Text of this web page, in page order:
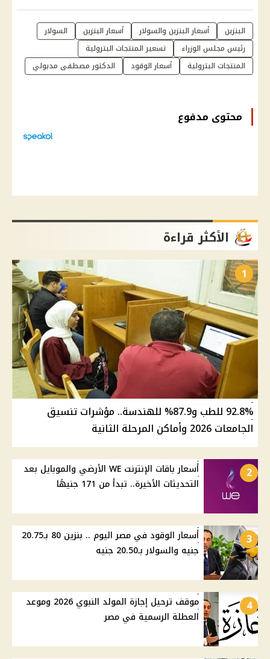
البنزين أسعار البنزين والسولار أسعار البنزين
السولار
رئيس مجلس الوزراء
تسعير المنتجات البترولية
المنتجات البترولية
أسعار الوقود الدكتور مصطفى مدبولي
محتوى مدفوع
الأكثر قراءة
1
92.8% للطب و87.9% للهندسة.. مؤشرات تنسيق
الجامعات 2026 وأماكن المرحلة الثانية
2
أسعار باقات الإنترنت WE الأرضي والموبايل بعد
التحديثات الأخيرة.. تبدأ من 171 جنيهًا
3
أسعار الوقود في مصر اليوم .. بنزين 80 بـ20.75
جنيه والسولار بـ20.50 جنيه
4
موقف ترحيل إجازة المولد النبوي 2026 وموعد
العطلة الرسمية في مصر